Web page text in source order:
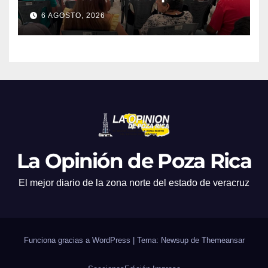
en atención a emergencias
6 AGOSTO, 2026
La Opinión de Poza Rica
El mejor diario de la zona norte del estado de veracruz
Funciona gracias a WordPress | Tema: Newsup de Themeansar